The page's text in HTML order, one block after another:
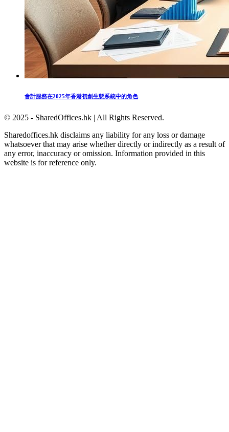
會計服務在2025年香港初創生態系統中的角色
© 2025 - SharedOffices.hk | All Rights Reserved.
Sharedoffices.hk disclaims any liability for any loss or damage
whatsoever that may arise whether directly or indirectly as a result of
any error, inaccuracy or omission. Information provided in this
website is for reference only.